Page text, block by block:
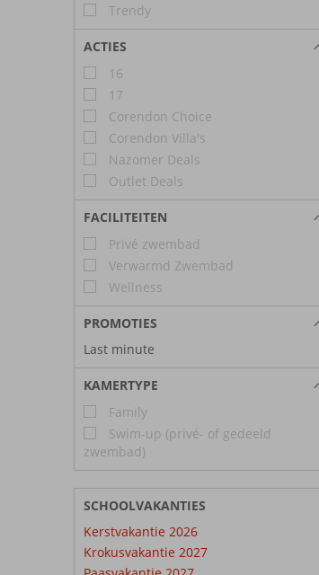
Trendy
ACTIES
16
17
Corendon Choice
Corendon Villa's
Nazomer Deals
Outlet Deals
FACILITEITEN
Privé zwembad
Verwarmd Zwembad
Wellness
PROMOTIES
Last minute
KAMERTYPE
Family
Swim-up (privé- of gedeeld
zwembad)
SCHOOLVAKANTIES
Kerstvakantie 2026
Krokusvakantie 2027